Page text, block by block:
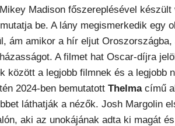
Madison főszereplésével
be. A lány megismerkedik egy
ám amikor a hír eljut
A filmet hat Oscar-díjra
között a legjobb filmnek és a legjobb
2024-ben bemutatott Thelma című
láthatják a nézők. Josh Margolin
aki az unokájának adta ki magát